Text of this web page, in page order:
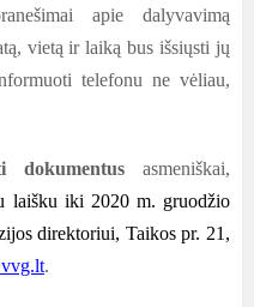
apie dalyvavimą
vietą ir laiką bus išsiųsti jų
telefonu ne vėliau,
dokumentus asmeniškai,
laišku iki 2020 m. gruodžio
direktoriui, Taikos pr. 21,
.